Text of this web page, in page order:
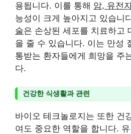
용됩니다. 이를 통해 암, 유전
능성이 크게 높아지고 있습니
술은 손상된 세포를 치료하고
을 줄 수 있습니다. 이는 만성
통받는 환자들에게 희망을 주
다.
건강한 식생활과 관련
바이오 테크놀로지는 또한 건
여도 중요한 역할을 합니다.